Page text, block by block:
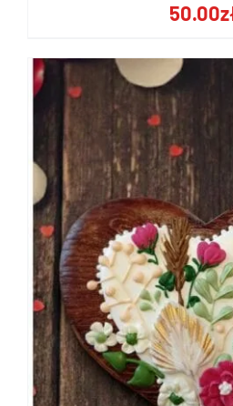
50.00